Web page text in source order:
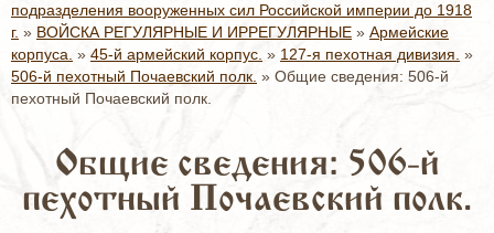
подразделения вооруженных сил Российской империи до 1918
г. » ВОЙСКА РЕГУЛЯРНЫЕ И ИРРЕГУЛЯРНЫЕ » Армейские
корпуса. » 45-й армейский корпус. » 127-я пехотная дивизия. »
506-й пехотный Почаевский полк. » Общие сведения: 506-й
пехотный Почаевский полк.
Общие сведения: 506-й
пехотный Почаевский полк.